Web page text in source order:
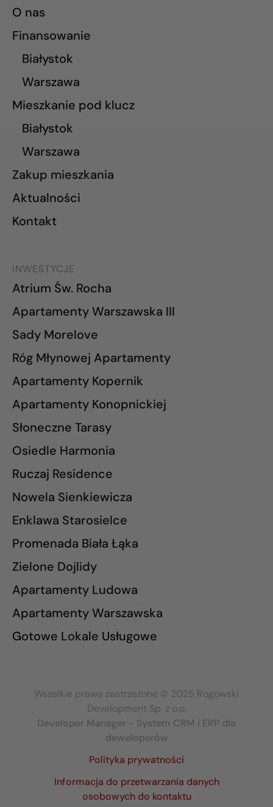
O nas
Finansowanie
Białystok
Warszawa
Mieszkanie pod klucz
Białystok
Warszawa
Zakup mieszkania
Aktualności
Kontakt
INWESTYCJE
Atrium Św. Rocha
Apartamenty Warszawska III
Sady Morelove
Róg Młynowej Apartamenty
Apartamenty Kopernik
Apartamenty Konopnickiej
Słoneczne Tarasy
Osiedle Harmonia
Ruczaj Residence
Nowela Sienkiewicza
Enklawa Starosielce
Promenada Biała Łąka
Zielone Dojlidy
Apartamenty Ludowa
Apartamenty Warszawska
Gotowe Lokale Usługowe
Wszelkie prawa zastrzeżone © 2025 Rogowski
Development Sp. z o.o.
Developer Manager - System CRM i ERP dla
deweloperów
Polityka prywatności
Informacja do przetwarzania danych
osobowych do kontaktu